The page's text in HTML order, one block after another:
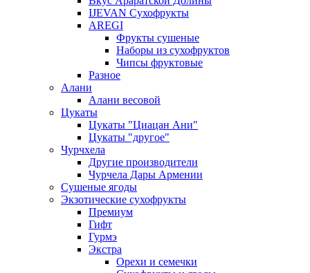
IJEVAN Сухофрукты
AREGI
Фрукты сушеные
Наборы из сухофруктов
Чипсы фруктовые
Разное
Алани
Алани весовой
Цукаты
Цукаты "Циацан Ани"
Цукаты "другое"
Чурчхела
Другие производители
Чурчела Дары Армении
Сушеные ягоды
Экзотические сухофрукты
Премиум
Гифт
Гурмэ
Экстра
Орехи и семечки